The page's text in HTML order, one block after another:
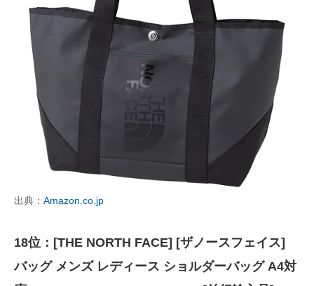
出典： Amazon.co.jp
18位：[THE NORTH FACE] [ザノースフェイス]
バッグ メンズ レディース ショルダーバッグ A4対